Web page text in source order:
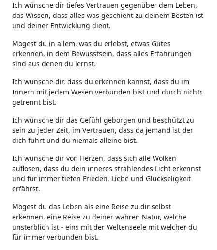
Ich wünsche dir tiefes Vertrauen gegenüber dem Leben,
das Wissen, dass alles was geschieht zu deinem Besten ist
und deiner Entwicklung dient.
Mögest du in allem, was du erlebst, etwas Gutes
erkennen, in dem Bewusstsein, dass alles Erfahrungen
sind aus denen du lernst.
Ich wünsche dir, dass du erkennen kannst, dass du im
Innern mit jedem Wesen verbunden bist und durch nichts
getrennt bist.
Ich wünsche dir das Gefühl geborgen und beschützt zu
sein zu jeder Zeit, im Vertrauen, dass da jemand ist der
dich führt und du niemals alleine bist.
Ich wünsche dir von Herzen, dass sich alle Wolken
auflösen, dass du dein inneres strahlendes Licht erkennst
und für immer tiefen Frieden, Liebe und Glückseligkeit
erfährst.
Mögest du das Leben als eine Reise zu dir selbst
erkennen, eine Reise zu deiner wahren Natur, welche
unsterblich ist - eins mit der Weltenseele mit welcher du
für immer verbunden bist.